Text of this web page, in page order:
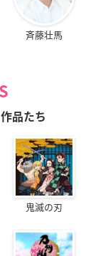
斉藤壮馬
品たち
鬼滅の刃